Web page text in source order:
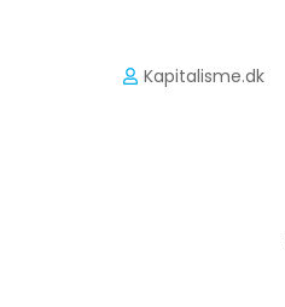
Kapitalisme.dk